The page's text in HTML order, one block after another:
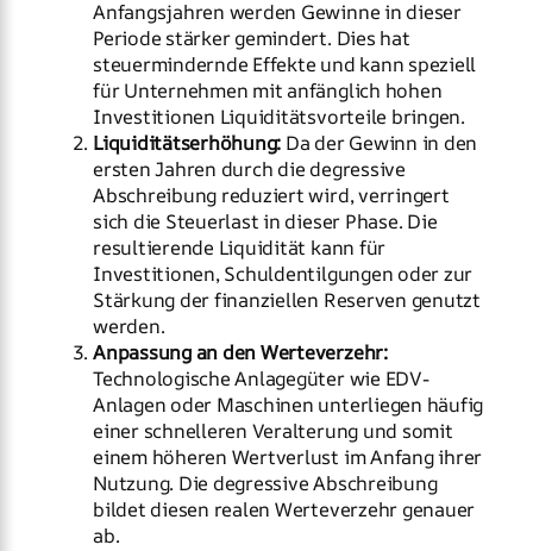
Anfangsjahren werden Gewinne in dieser
Periode stärker gemindert. Dies hat
steuermindernde Effekte und kann speziell
für Unternehmen mit anfänglich hohen
Investitionen Liquiditätsvorteile bringen.
Liquiditätserhöhung: Da der Gewinn in den
ersten Jahren durch die degressive
Abschreibung reduziert wird, verringert
sich die Steuerlast in dieser Phase. Die
resultierende Liquidität kann für
Investitionen, Schuldentilgungen oder zur
Stärkung der finanziellen Reserven genutzt
werden.
Anpassung an den Werteverzehr:
Technologische Anlagegüter wie EDV-
Anlagen oder Maschinen unterliegen häufig
einer schnelleren Veralterung und somit
einem höheren Wertverlust im Anfang ihrer
Nutzung. Die degressive Abschreibung
bildet diesen realen Werteverzehr genauer
ab.